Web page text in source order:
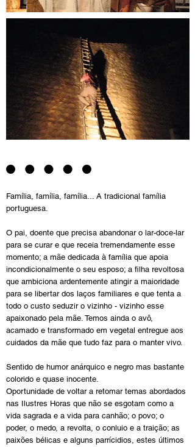
Família, família, família... A tradicional família
portuguesa.
O pai, doente que precisa abandonar o lar-doce-lar
para se curar e que receia tremendamente esse
momento; a mãe dedicada à família que apoia
incondicionalmente o seu esposo; a filha revoltosa
que ambiciona ardentemente atingir a maioridade
para se libertar dos laços familiares e que tenta a
todo o custo seduzir o vizinho - vizinho esse
apaixonado pela mãe. Temos ainda o avô,
acamado e transformado em vegetal entregue aos
cuidados da mãe que tudo faz para o manter vivo.
Sentido de humor anárquico e negro mas bastante
colorido e quase inocente.
Oportunidade de voltar a retomar temas abordados
nas Ilustres Horas que não se esgotam como a
vida sagrada e a vida para canhão; o povo; o
poder, o medo, a revolta, o conluio e a traição; as
paixões bélicas e alguns parrícidios, estes últimos